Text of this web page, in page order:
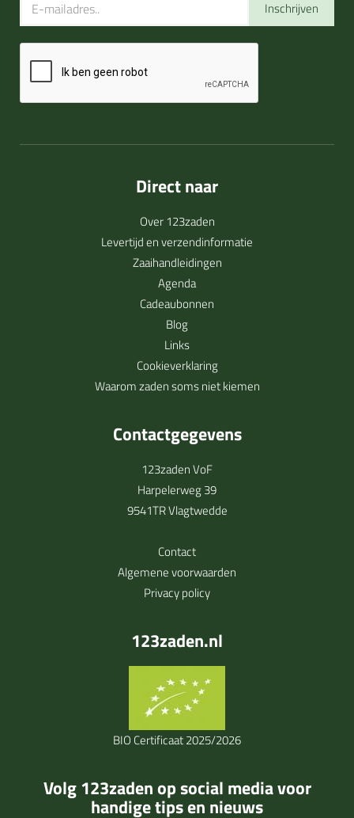
Inschrijven
Direct naar
Over 123zaden
Levertijd en verzendinformatie
Zaaihandleidingen
Agenda
Cadeaubonnen
Blog
Links
Cookieverklaring
Waarom zaden soms niet kiemen
Contactgegevens
123zaden VoF
Harpelerweg 39
9541TR Vlagtwedde
Contact
Algemene voorwaarden
Privacy policy
123zaden.nl
BIO Certificaat 2025/2026
Volg 123zaden op social media voor
handige tips en nieuws